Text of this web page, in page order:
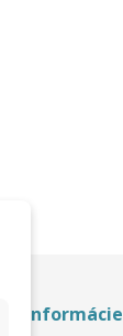
informácie